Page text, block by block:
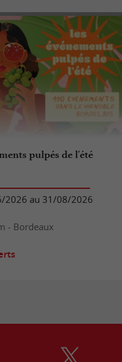
pulpés de l'été
2026 au 31/08/2026
- Bordeaux